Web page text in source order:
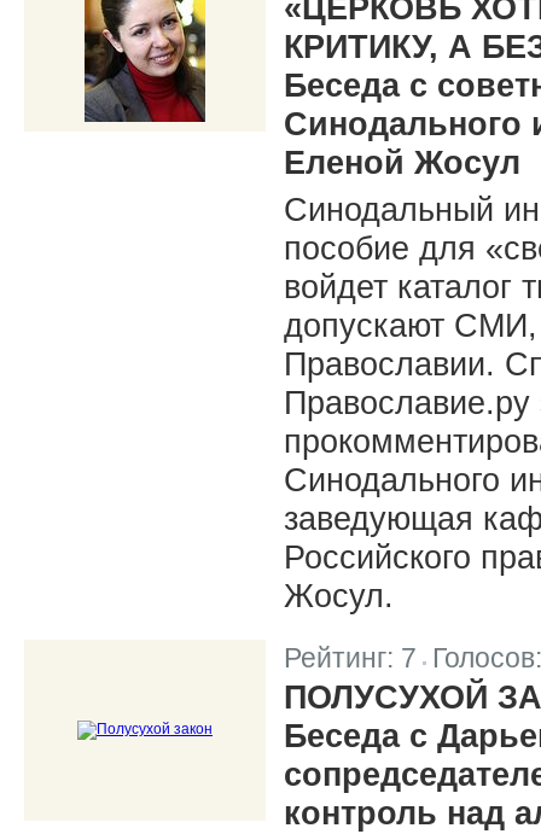
«ЦЕРКОВЬ
КРИТИКУ, А
Беседа с
Синодального
Еленой Жосул
Синодальный
пособие для
войдет каталог
допускают СМИ,
Православии.
Православие.ру
Синодального
заведующая
Российского
Жосул.
Рейтинг: 7
ПОЛУСУХОЙ
Беседа с
контроль над